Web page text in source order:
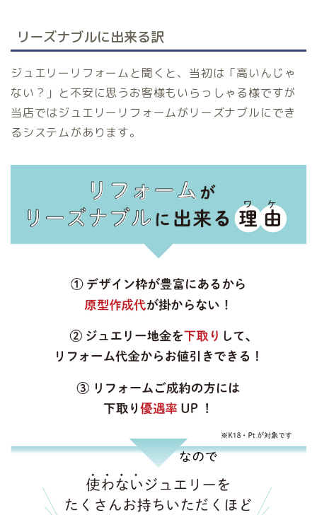
リーズナブルに出来る訳
ジュエリーリフォームと聞くと、当初は「高いんじゃ
ない？」と不安に思うお客様もいらっしゃる様ですが
当店ではジュエリーリフォームがリーズナブルにでき
るシステムがあります。